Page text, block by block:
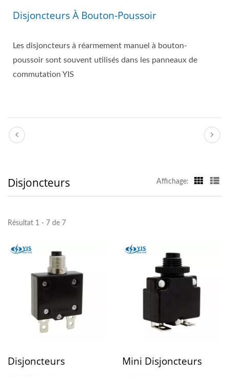
Disjoncteurs À Bouton-Poussoir
Les disjoncteurs à réarmement manuel à bouton-
poussoir sont souvent utilisés dans les panneaux de
commutation YIS
Disjoncteurs Affichage:
Résultat 1 - 7 de 7
Disjoncteurs Mini Disjoncteurs